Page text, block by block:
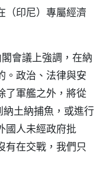
（印尼）專屬經濟
會議上強調，在納
。政治、法律與安
了軍艦之外，將從
土納捕魚，或進行
國人未經政府批
有在交戰，我們只